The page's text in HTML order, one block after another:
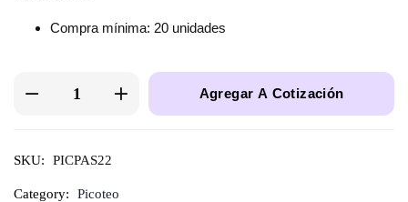
Compra mínima: 20 unidades
Agregar A Cotización
SKU: PICPAS22
Category: Picoteo